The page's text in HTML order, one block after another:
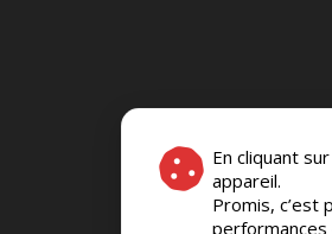
En cliquant
appareil.
Promis, c’est
performances